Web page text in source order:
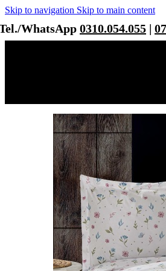
Skip to navigation Skip to main content
WhatsApp 0310.054.055 |